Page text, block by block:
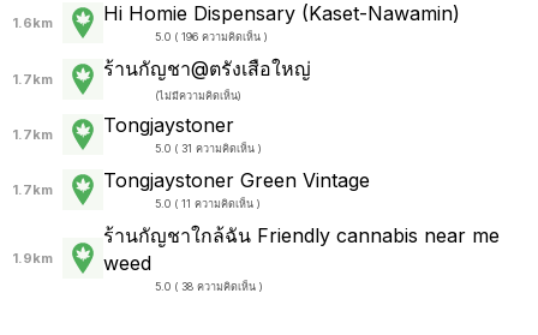
1.6km Hi Homie Dispensary (Kaset-Nawamin)
5.0 ( 196 ความคิดเห็น )
1.7km ร้านกัญชา@ตรังเสือใหญ่
(ไม่มีความคิดเห็น)
1.7km Tongjaystoner
5.0 ( 31 ความคิดเห็น )
1.7km Tongjaystoner Green Vintage
5.0 ( 11 ความคิดเห็น )
1.9km
ร้านกัญชาใกล้ฉัน Friendly cannabis near me
weed
5.0 ( 38 ความคิดเห็น )